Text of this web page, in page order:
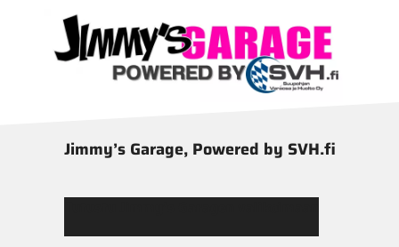
Jimmy’s Garage, Powered by SVH.fi